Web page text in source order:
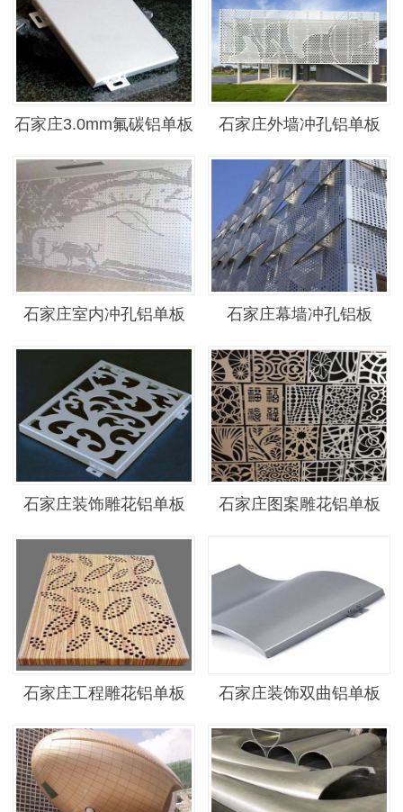
石家庄3.0mm氟碳铝单板 石家庄外墙冲孔铝单板
石家庄室内冲孔铝单板 石家庄幕墙冲孔铝板
石家庄装饰雕花铝单板 石家庄图案雕花铝单板
石家庄工程雕花铝单板 石家庄装饰双曲铝单板